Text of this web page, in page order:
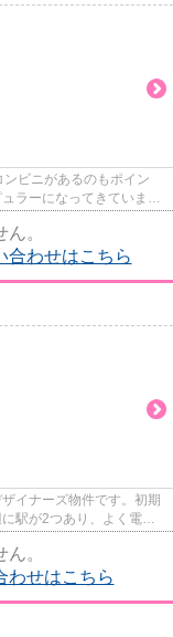
ビニがあるのもポイン
ラーになってきていま
。
合わせはこちら
イナーズ物件です。初期
駅が2つあり、よく電車
。
わせはこちら